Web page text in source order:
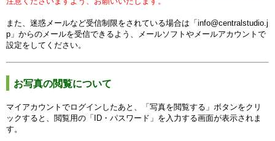
また、迷惑 メールなど受信制限をされている場合は「info@centralstudio.j
p」からのメールを受信できるよう、メールソフトやメールアカウントで
設定をしてください。
お写真の閲覧について
マイアカウントでログインしたあと、「写真を閲覧する」ボタンをクリ
ックすると、 閲覧用の「ID・パスワード」を入力する画面が表示されま
す。